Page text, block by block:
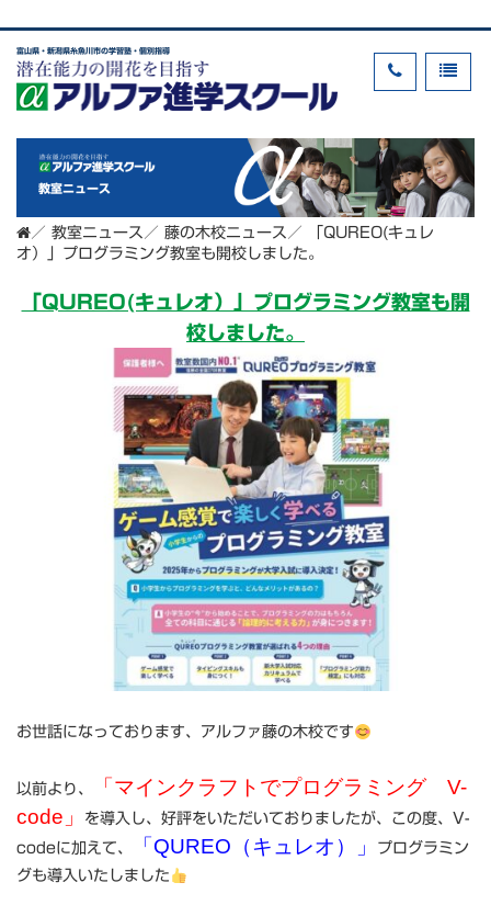
富山県・新潟県糸魚川市の学習塾・個別指導
教室ニュース
／ 教室ニュース ／ 藤の木校ニュース ／
「QUREO(キュレ
オ）」プログラミング教室も開校しました。
「QUREO(キュレオ）」プログラミング教室も開
校しました。
お世話になっております、アルファ藤の木校です
以前より、
「マインクラフトでプログラミング V-
code」
を導入し、好評をいただいておりましたが、この度、V-
codeに加えて、
「QUREO（キュレオ）」
プログラミン
グも導入いたしました